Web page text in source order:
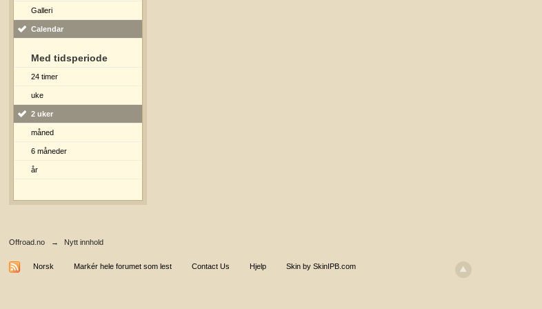
Galleri
Calendar
Med tidsperiode
24 timer
uke
2 uker
måned
6 måneder
år
Offroad.no → Nytt innhold
Norsk Markér hele forumet som lest Contact Us Hjelp Skin by SkinIPB.com